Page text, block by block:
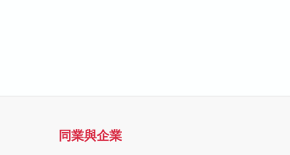
同業與企業